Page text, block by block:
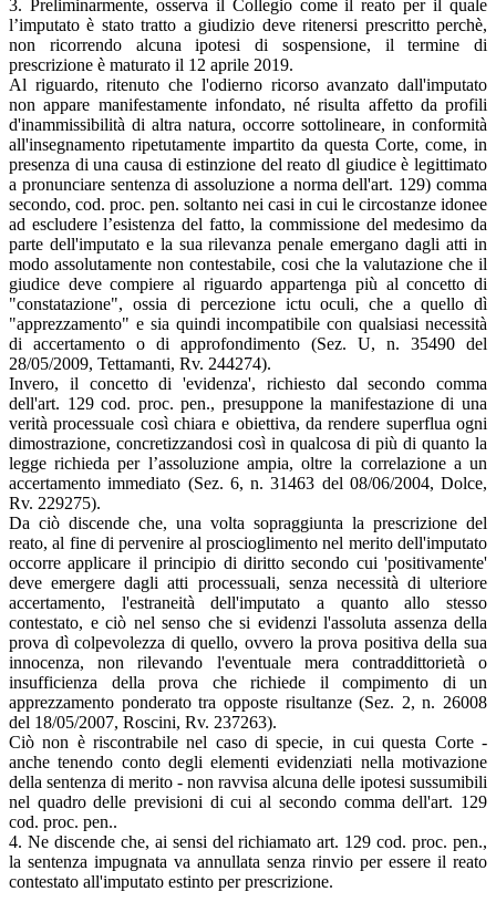
3. Preliminarmente, osserva il Collegio come il reato per il quale
l’imputato è stato tratto a giudizio deve ritenersi prescritto perchè,
non ricorrendo alcuna ipotesi di sospensione, il termine di
prescrizione è maturato il 12 aprile 2019.
Al riguardo, ritenuto che l'odierno ricorso avanzato dall'imputato
non appare manifestamente infondato, né risulta affetto da profili
d'inammissibilità di altra natura, occorre sottolineare, in conformità
all'insegnamento ripetutamente impartito da questa Corte, come, in
presenza di una causa di estinzione del reato dl giudice è legittimato
a pronunciare sentenza di assoluzione a norma dell'art. 129) comma
secondo, cod. proc. pen. soltanto nei casi in cui le circostanze idonee
ad escludere l’esistenza del fatto, la commissione del medesimo da
parte dell'imputato e la sua rilevanza penale emergano dagli atti in
modo assolutamente non contestabile, cosi che la valutazione che il
giudice deve compiere al riguardo appartenga più al concetto di
"constatazione", ossia di percezione ictu oculi, che a quello dì
"apprezzamento" e sia quindi incompatibile con qualsiasi necessità
di accertamento o di approfondimento (Sez. U, n. 35490 del
28/05/2009, Tettamanti, Rv. 244274).
Invero, il concetto di 'evidenza', richiesto dal secondo comma
dell'art. 129 cod. proc. pen., presuppone la manifestazione di una
verità processuale così chiara e obiettiva, da rendere superflua ogni
dimostrazione, concretizzandosi così in qualcosa di più di quanto la
legge richieda per l’assoluzione ampia, oltre la correlazione a un
accertamento immediato (Sez. 6, n. 31463 del 08/06/2004, Dolce,
Rv. 229275).
Da ciò discende che, una volta sopraggiunta la prescrizione del
reato, al fine di pervenire al proscioglimento nel merito dell'imputato
occorre applicare il principio di diritto secondo cui 'positivamente'
deve emergere dagli atti processuali, senza necessità di ulteriore
accertamento, l'estraneità dell'imputato a quanto allo stesso
contestato, e ciò nel senso che si evidenzi l'assoluta assenza della
prova dì colpevolezza di quello, ovvero la prova positiva della sua
innocenza, non rilevando l'eventuale mera contraddittorietà o
insufficienza della prova che richiede il compimento di un
apprezzamento ponderato tra opposte risultanze (Sez. 2, n. 26008
del 18/05/2007, Roscini, Rv. 237263).
Ciò non è riscontrabile nel caso di specie, in cui questa Corte -
anche tenendo conto degli elementi evidenziati nella motivazione
della sentenza di merito - non ravvisa alcuna delle ipotesi sussumibili
nel quadro delle previsioni di cui al secondo comma dell'art. 129
cod. proc. pen..
4. Ne discende che, ai sensi del richiamato art. 129 cod. proc. pen.,
la sentenza impugnata va annullata senza rinvio per essere il reato
contestato all'imputato estinto per prescrizione.